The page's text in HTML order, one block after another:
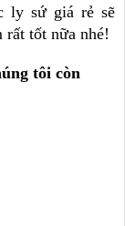
ly sứ giá rẻ sẽ
rất tốt nữa nhé!
tôi còn